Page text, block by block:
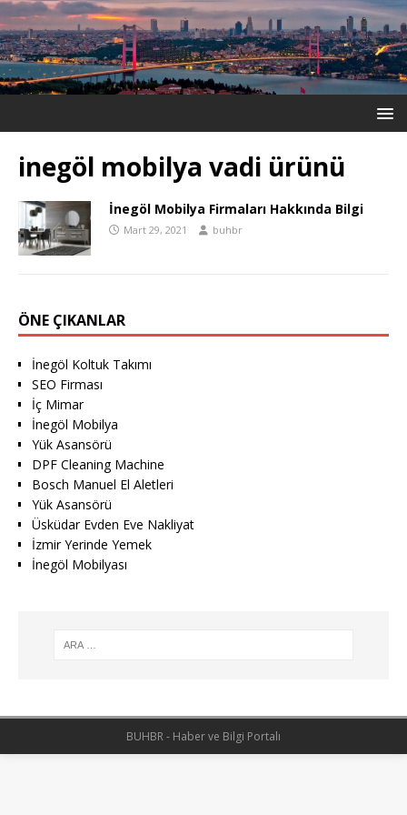
inegöl mobilya vadi ürünü
İnegöl Mobilya Firmaları Hakkında Bilgi
Mart 29, 2021 buhbr
ÖNE ÇIKANLAR
İnegöl Koltuk Takımı
SEO Firması
İç Mimar
İnegöl Mobilya
Yük Asansörü
DPF Cleaning Machine
Bosch Manuel El Aletleri
Yük Asansörü
Üsküdar Evden Eve Nakliyat
İzmir Yerinde Yemek
İnegöl Mobilyası
BUHBR - Haber ve Bilgi Portalı